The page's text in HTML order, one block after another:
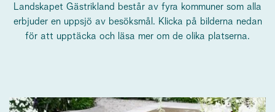
Landskapet Gästrikland består av fyra kommuner som alla
erbjuder en uppsjö av besöksmål. Klicka på bilderna nedan
för att upptäcka och läsa mer om de olika platserna.